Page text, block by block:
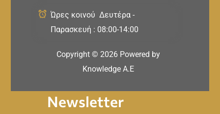
Ώρες κοινού Δευτέρα -
Παρασκευή : 08:00-14:00
Copyright © 2026 Powered by
Knowledge A.E
Newsletter